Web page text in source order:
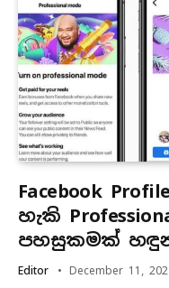
Facebook
හැකි
පහසුකමක්
Editor December 11,